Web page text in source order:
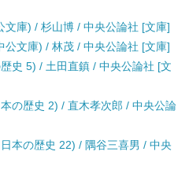
庫) / 杉山博 / 中央公論社 [文庫]
文庫) / 林茂 / 中央公論社 [文庫]
史 5) / 土田直鎮 / 中央公論社 [文
の歴史 2) / 直木孝次郎 / 中央公論
本の歴史 22) / 隅谷三喜男 / 中央